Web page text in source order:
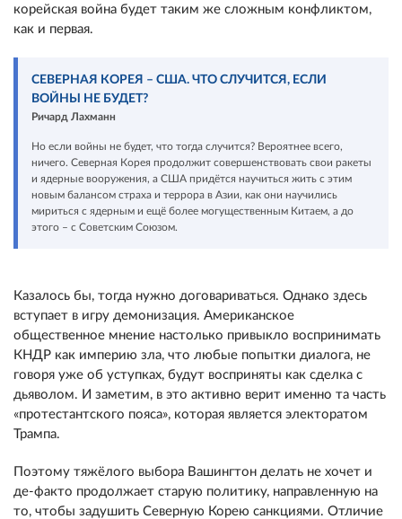
корейская война будет таким же сложным конфликтом,
как и первая.
СЕВЕРНАЯ КОРЕЯ – США. ЧТО СЛУЧИТСЯ, ЕСЛИ
ВОЙНЫ НЕ БУДЕТ?
Ричард Лахманн
Но если войны не будет, что тогда случится? Вероятнее всего,
ничего. Северная Корея продолжит совершенствовать свои ракеты
и ядерные вооружения, а США придётся научиться жить с этим
новым балансом страха и террора в Азии, как они научились
мириться с ядерным и ещё более могущественным Китаем, а до
этого – с Советским Союзом.
Казалось бы, тогда нужно договариваться. Однако здесь
вступает в игру демонизация. Американское
общественное мнение настолько привыкло воспринимать
КНДР как империю зла, что любые попытки диалога, не
говоря уже об уступках, будут восприняты как сделка с
дьяволом. И заметим, в это активно верит именно та часть
«протестантского пояса», которая является электоратом
Трампа.
Поэтому тяжёлого выбора Вашингтон делать не хочет и
де-факто продолжает старую политику, направленную на
то, чтобы задушить Северную Корею санкциями. Отличие